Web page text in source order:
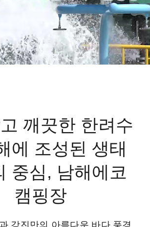
깨끗한 한려수
에 조성된 생태
중심, 남해에코
캠핑장